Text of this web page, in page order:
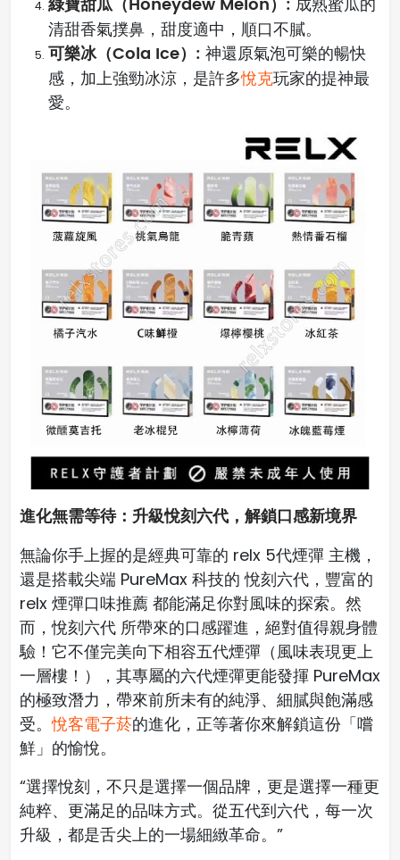
清甜香氣撲鼻，甜度適中，順口不膩。
可樂冰（Cola Ice）: 神還原氣泡可樂的暢快
感，加上強勁冰涼，是許多悅克玩家的提神最
愛。
進化無需等待：升級悅刻六代，解鎖口感新境界
無論你手上握的是經典可靠的 relx 5代煙彈 主機，
還是搭載尖端 PureMax 科技的 悅刻六代，豐富的
relx 煙彈口味推薦 都能滿足你對風味的探索。然
而，悅刻六代 所帶來的口感躍進，絕對值得親身體
驗！它不僅完美向下相容五代煙彈（風味表現更上
一層樓！），其專屬的六代煙彈更能發揮 PureMax
的極致潛力，帶來前所未有的純淨、細膩與飽滿感
受。悅客電子菸的進化，正等著你來解鎖這份「嚐
鮮」的愉悅。
“選擇悅刻，不只是選擇一個品牌，更是選擇一種更
純粹、更滿足的品味方式。從五代到六代，每一次
升級，都是舌尖上的一場細緻革命。”